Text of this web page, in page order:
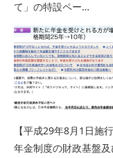
て」の特設ペー…
【平成29年8月1日施
年金制度の財政基盤